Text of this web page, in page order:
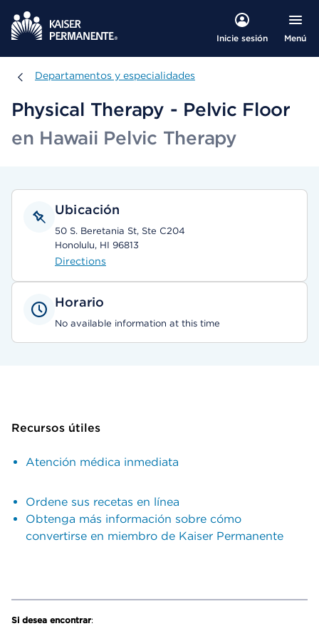
Inicie sesión Menú
Departamentos y especialidades
Departamentos y especialidades
Physical Therapy - Pelvic Floor
en Hawaii Pelvic Therapy
Ubicación
50 S. Beretania St, Ste C204
Honolulu, HI 96813
Directions
Horario
No available information at this time
Recursos útiles
Atención médica inmediata
Ordene sus recetas en línea
Obtenga más información sobre cómo
convertirse en miembro de Kaiser Permanente
Si desea encontrar: